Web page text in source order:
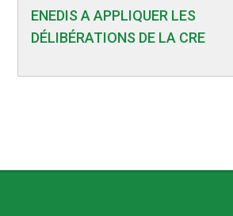
ENEDIS A APPLIQUER LES
DÉLIBÉRATIONS DE LA CRE